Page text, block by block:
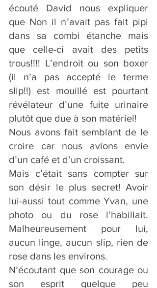
écouté David nous expliquer
que Non il n’avait pas fait pipi
dans sa combi étanche mais
que celle-ci avait des petits
trous!!!! L’endroit ou son boxer
(il n’a pas accepté le terme
slip!!) est mouillé est pourtant
révélateur d’une fuite urinaire
plutôt que due à son matériel!
Nous avons fait semblant de le
croire car nous avions envie
d’un café et d’un croissant.
Mais c’était sans compter sur
son désir le plus secret! Avoir
lui-aussi tout comme Yvan, une
photo ou du rose l’habillait.
Malheureusement pour lui,
aucun linge, aucun slip, rien de
rose dans les environs.
N’écoutant que son courage ou
son esprit quelque peu